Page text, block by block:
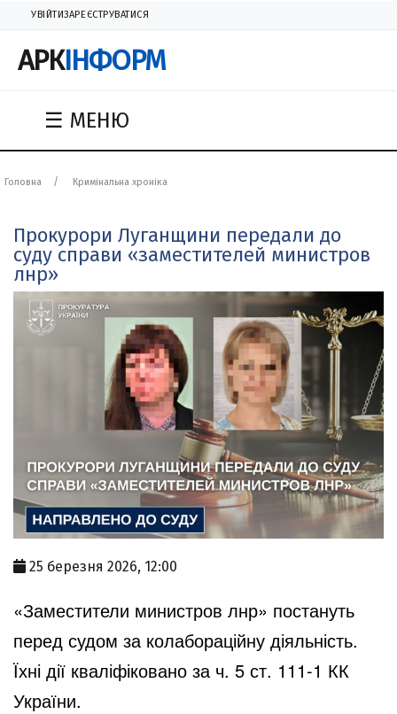
УВІЙТИЗАРЕЄСТРУВАТИСЯ
АРКІНФОРМ
☰ МЕНЮ
Головна Кримінальна хроніка
Прокурори Луганщини передали до
суду справи «заместителей министров
лнр»
25 березня 2026, 12:00
«Заместители министров лнр» постануть
перед судом за колабораційну діяльність.
Їхні дії кваліфіковано за ч. 5 ст. 111-1 КК
України.